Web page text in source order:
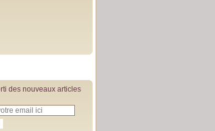
des nouveaux articles